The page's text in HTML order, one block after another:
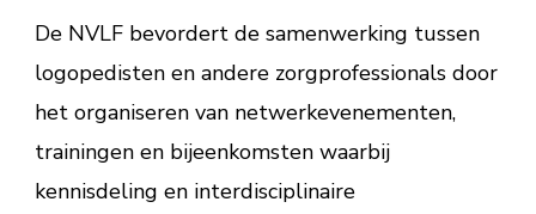
De NVLF bevordert de samenwerking tussen
logopedisten en andere zorgprofessionals door
het organiseren van netwerkevenementen,
trainingen en bijeenkomsten waarbij
kennisdeling en interdisciplinaire